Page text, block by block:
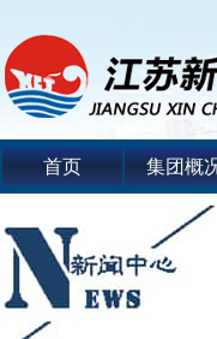
首页 集团概